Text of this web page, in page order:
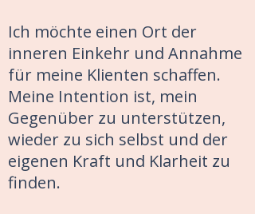
Ich möchte einen Ort der
inneren Einkehr und Annahme
für meine Klienten schaffen.
Meine Intention ist, mein
Gegenüber zu unterstützen,
wieder zu sich selbst und der
eigenen Kraft und Klarheit zu
finden.